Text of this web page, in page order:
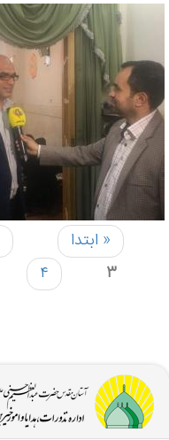
صفحه‌ها« ابتدا
۳
۴